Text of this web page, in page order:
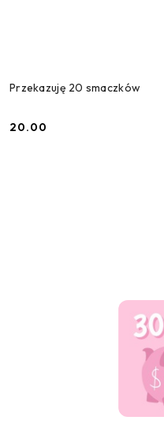
Przekazuję 20 smaczków
Cena:
20.00